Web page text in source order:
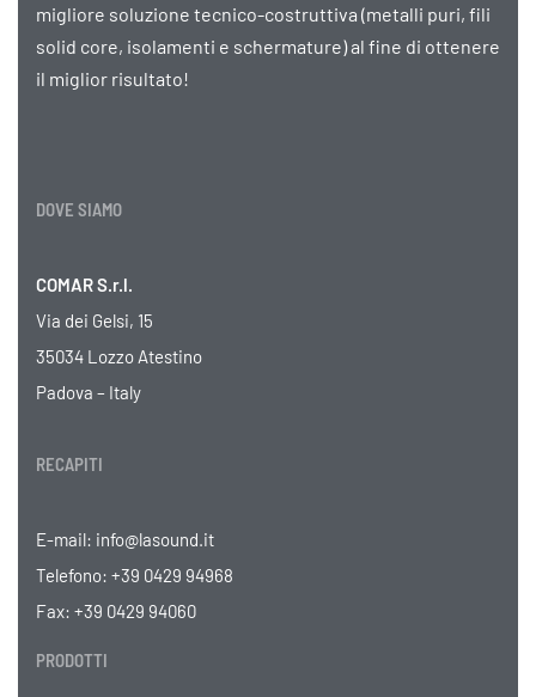
migliore soluzione tecnico-costruttiva (metalli puri, fili
solid core, isolamenti e schermature) al fine di ottenere
il miglior risultato!
DOVE SIAMO
COMAR S.r.l.
Via dei Gelsi, 15
35034 Lozzo Atestino
Padova – Italy
RECAPITI
E-mail: info@lasound.it
Telefono: +39 0429 94968
Fax: +39 0429 94060
PRODOTTI